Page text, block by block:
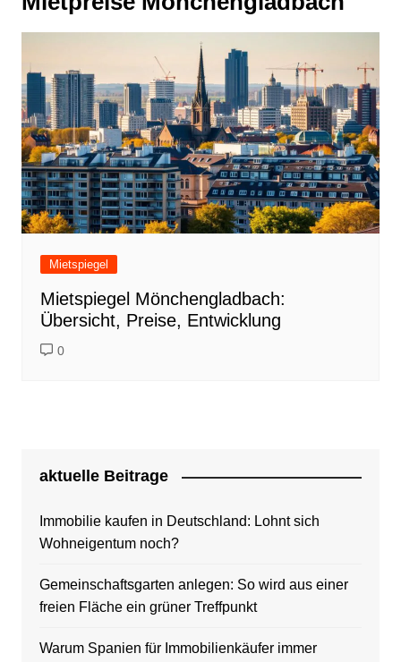
Mietspiegel
Mietspiegel Mönchengladbach:
Übersicht, Preise, Entwicklung
0
aktuelle Beitrage
Immobilie kaufen in Deutschland: Lohnt sich
Wohneigentum noch?
Gemeinschaftsgarten anlegen: So wird aus einer
freien Fläche ein grüner Treffpunkt
Warum Spanien für Immobilienkäufer immer